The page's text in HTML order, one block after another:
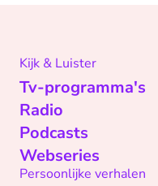
Kijk & Luister
Tv-programma's
Radio
Podcasts
Webseries
Persoonlijke verhalen